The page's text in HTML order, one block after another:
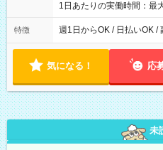
1日あたりの実働時間：最
実働時間：1-5時間 └上記
能！ └平日・土曜日の中で
18:00 などのように、
特徴 週1日からOK / 日払いOK /
気になる！ 応
未